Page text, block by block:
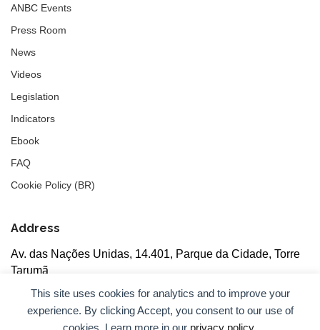
This site uses cookies for analytics and to improve your
experience. By clicking Accept, you consent to our use of
cookies. Learn more in our privacy policy
ANBC Events
Press Room
News
Videos
Legislation
Indicators
Ebook
FAQ
Cookie Policy (BR)
Address
Av. das Nações Unidas, 14.401, Parque da Cidade, Torre
Tarumã
5th floor, rooms 502/503, CEP: 04730-090, São Paulo, SP